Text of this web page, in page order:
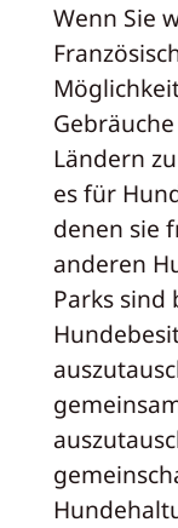
Wenn Sie
Ländern
es für
denen sie
anderen
Parks